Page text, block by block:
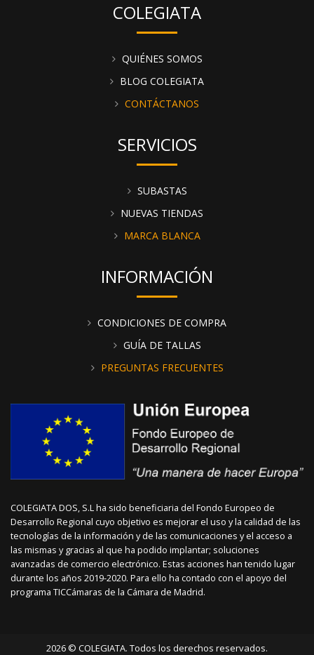
COLEGIATA
QUIÉNES SOMOS
BLOG COLEGIATA
CONTÁCTANOS
SERVICIOS
SUBASTAS
NUEVAS TIENDAS
MARCA BLANCA
INFORMACIÓN
CONDICIONES DE COMPRA
GUÍA DE TALLAS
PREGUNTAS FRECUENTES
COLEGIATA DOS, S.L ha sido beneficiaria del Fondo Europeo de
Desarrollo Regional cuyo objetivo es mejorar el uso y la calidad de las
tecnologías de la información y de las comunicaciones y el acceso a
las mismas y gracias al que ha podido implantar; soluciones
avanzadas de comercio electrónico. Estas acciones han tenido lugar
durante los años 2019-2020. Para ello ha contado con el apoyo del
programa TICCámaras de la Cámara de Madrid.
2026 © COLEGIATA. Todos los derechos reservados.